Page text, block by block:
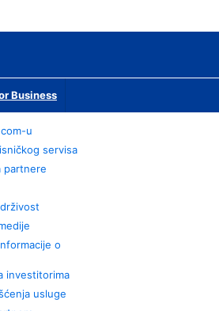
Business
u
servisa
partnere
o
investitorima
usluge